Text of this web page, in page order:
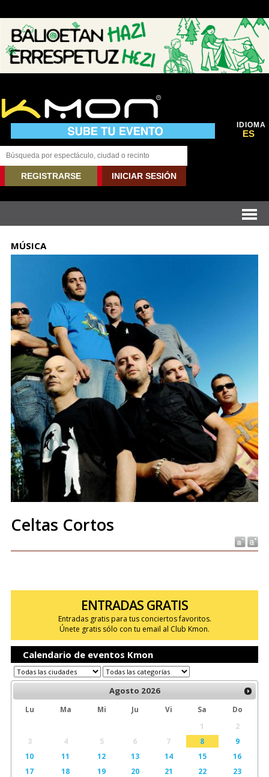
IDIOMA
ES
REGISTRARSE INICIAR SESIÓN
MÚSICA
Celtas Cortos
ENTRADAS GRATIS
Entradas gratis para tus conciertos favoritos.
Únete gratis sólo con tu email al Club Kmon.
Calendario de eventos Kmon
Agosto 2026
Lu Ma Mi Ju Vi Sa
Do
1
2
3
4 5 6 7 8
9
10
11 12 13 14 15
16
17
18 19 20 21 22
23